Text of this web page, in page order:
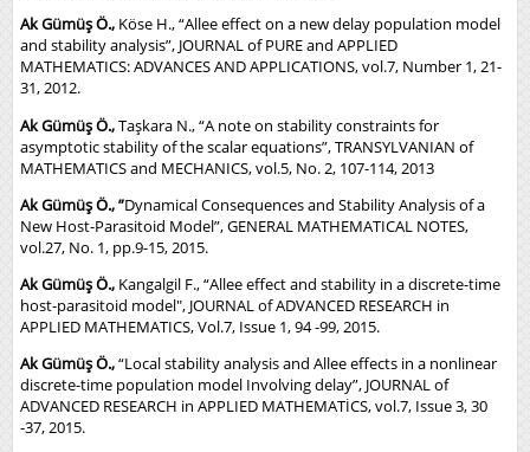
Ak Gümüş Ö., Köse H., “Allee effect on a new delay population model
and stability analysis”, JOURNAL of PURE and APPLIED
MATHEMATICS: ADVANCES AND APPLICATIONS, vol.7, Number 1, 21-
31, 2012.
Ak Gümüş Ö.,Taşkara N., “A note on stability constraints for
asymptotic stability of the scalar equations”, TRANSYLVANIAN of
MATHEMATICS and MECHANICS, vol.5, No. 2, 107-114, 2013
Ak Gümüş Ö., ”Dynamical Consequences and Stability Analysis of a
New Host-Parasitoid Model”, GENERAL MATHEMATICAL NOTES,
vol.27, No. 1, pp.9-15, 2015.
Ak Gümüş Ö., Kangalgil F., “Allee effect and stability in a discrete-time
host-parasitoid model", JOURNAL of ADVANCED RESEARCH in
APPLIED MATHEMATICS, Vol.7, Issue 1, 94 -99, 2015.
Ak Gümüş Ö.,“Local stability analysis and Allee effects in a nonlinear
discrete-time population model Involving delay”, JOURNAL of
ADVANCED RESEARCH in APPLIED MATHEMATİCS, vol.7, Issue 3, 30
-37, 2015.